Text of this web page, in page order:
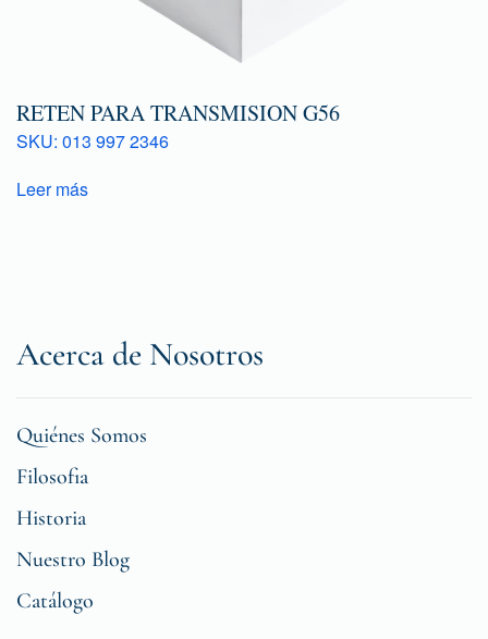
RETEN PARA TRANSMISION G56
SKU: 013 997 2346
Leer más
Acerca de Nosotros
Quiénes Somos
Filosofia
Historia
Nuestro Blog
Catálogo